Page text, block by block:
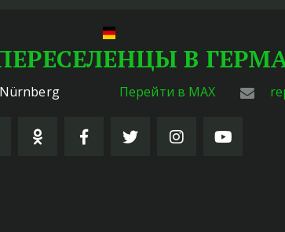
В
Nürnberg Перейти в MAX